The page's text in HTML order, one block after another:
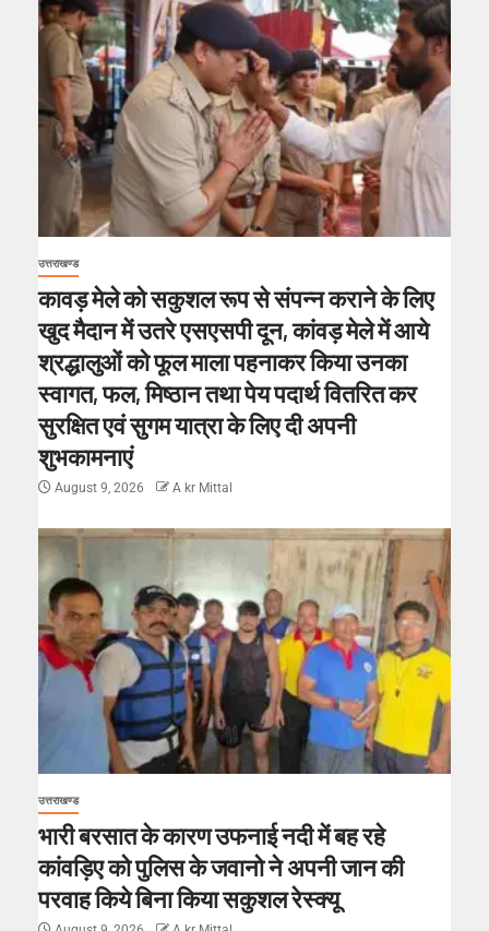
उत्तराखण्ड
कावड़ मेले को सकुशल रूप से संपन्न कराने के लिए
खुद मैदान में उतरे एसएसपी दून, कांवड़ मेले में आये
श्रद्धालुओं को फूल माला पहनाकर किया उनका
स्वागत, फल, मिष्ठान तथा पेय पदार्थ वितरित कर
सुरक्षित एवं सुगम यात्रा के लिए दी अपनी
शुभकामनाएं
August 9, 2026 A kr Mittal
उत्तराखण्ड
भारी बरसात के कारण उफनाई नदी में बह रहे
कांवड़िए को पुलिस के जवानो ने अपनी जान की
परवाह किये बिना किया सकुशल रेस्क्यू